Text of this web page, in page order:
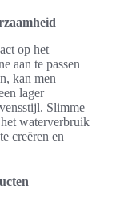
op het
aan te passen
kan men
lager
Slimme
waterverbruik
creëren en